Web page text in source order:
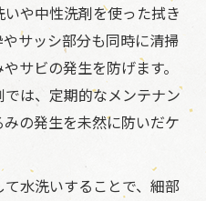
日のケア方法とは
果的な網戸メンテナン
に防ぐ予防策の実践
除を楽にする工夫
日常点検ポイント
ポイント徹底解説
や中性洗剤を使った拭き
サッシ部分も同時に清掃
サビの発生を防げます。
は、定期的なメンテナン
の発生を未然に防いだケ
水洗いすることで、細部